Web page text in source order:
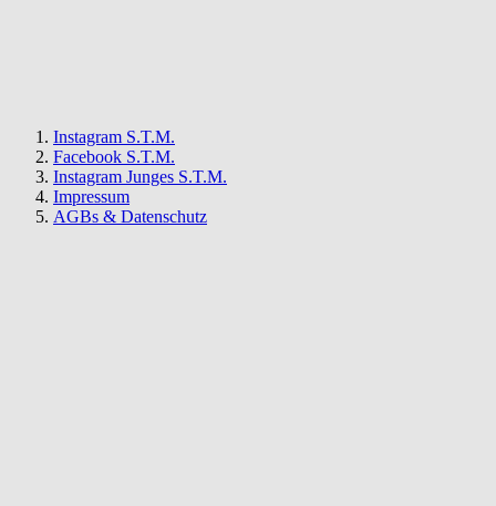
Instagram S.T.M.
Facebook S.T.M.
Instagram Junges S.T.M.
Impressum
AGBs & Datenschutz